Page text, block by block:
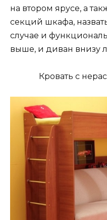
на втором ярусе, а
секций шкафа,
случае и
выше, и диван внизу
Кровать с